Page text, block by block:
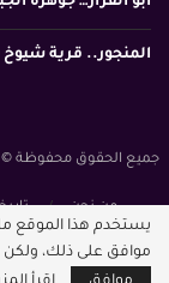
المنجور.. قرية
جميع الحقوق محفوظة ©
من نحن
يستخدم هذا الموقع
موافق على ذلك، ولكن